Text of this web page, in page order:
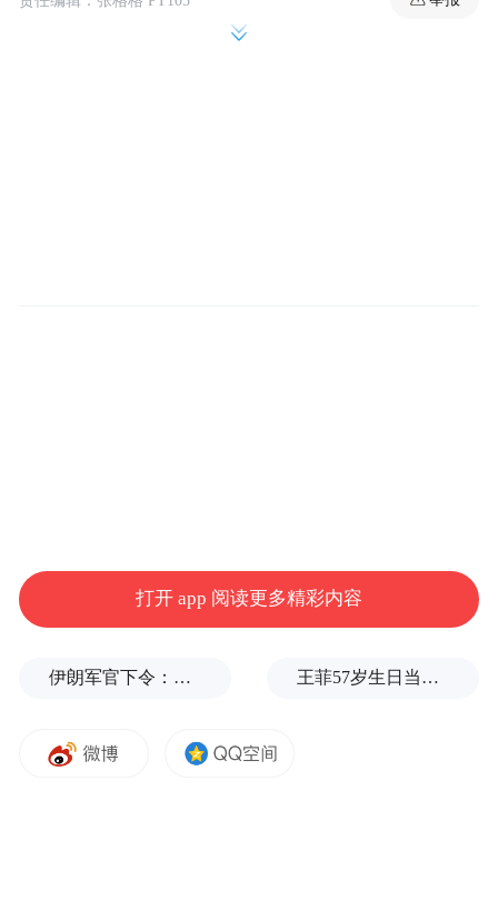
法工程师、提示词工程师等等。而最近刚刚
在实际工作中，从AI输出的答案，再到真正
将其应用到实际场景，这俩之间往往不是一
回事。
意思。总之一句话，你得花点时间来修改修
打开 app 阅读更多精彩内容
伊朗军官下令：如果美军踏上我国领土，就砍掉他们脚！ 王菲57岁生日当天，谢霆锋隔空说3次生日快乐